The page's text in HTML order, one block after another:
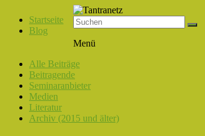
Startseite
Blog
Tantranetz
Liebe,
Eros
Tantra
Menü
Alle Beiträge
Beitragende
Seminaranbieter
Medien
Literatur
Archiv (2015 und älter)